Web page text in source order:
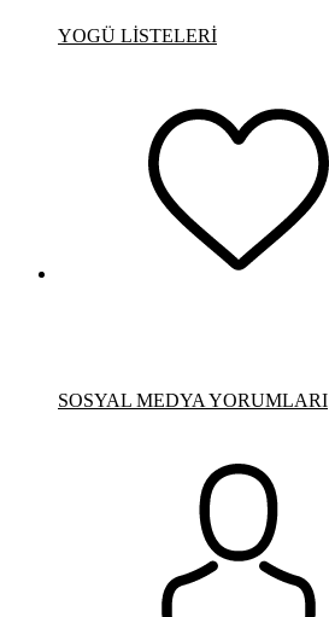
YOGÜ LİSTELERİ
SOSYAL MEDYA YORUMLARI